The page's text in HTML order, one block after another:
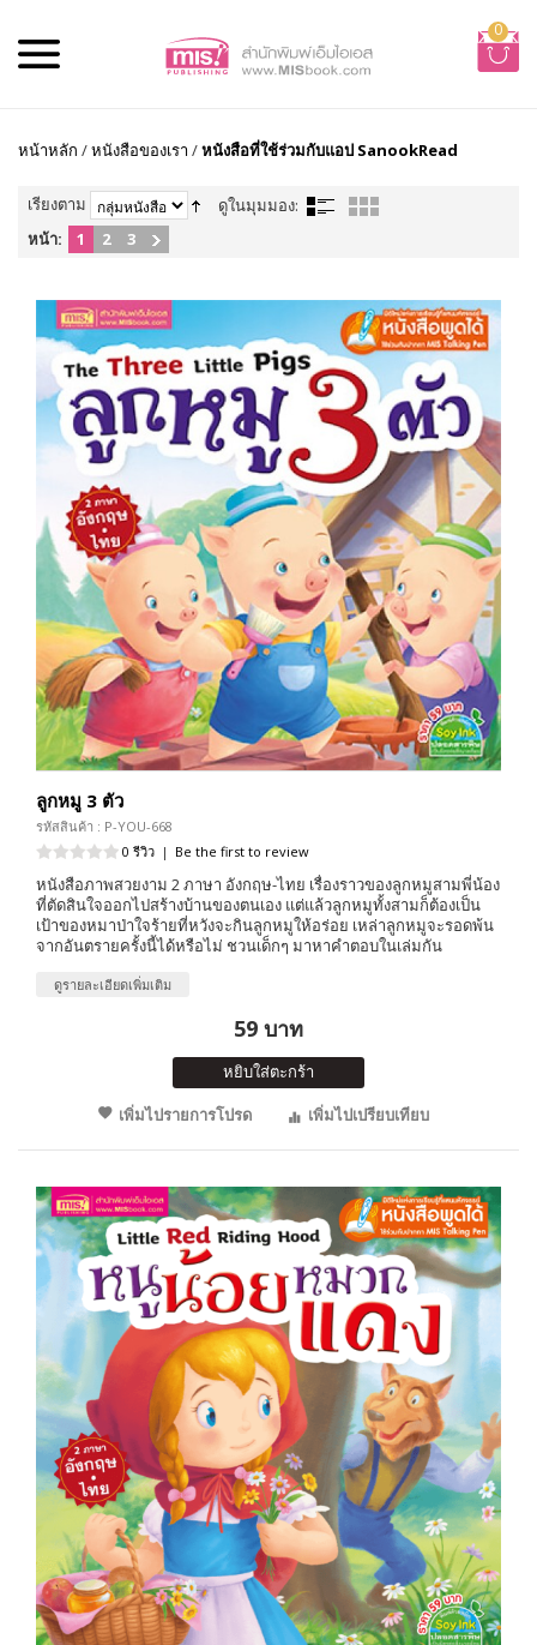
0
หน้าหลัก /หนังสือของเรา /หนังสือที่ใช้ร่วมกับแอป SanookRead
เรียงตาม
ดูในมุมมอง:
หน้า:
1 2 3
ลูกหมู 3 ตัว
รหัสสินค้า : P-YOU-668
0 รีวิว | Be the first to review
หนังสือภาพสวยงาม 2 ภาษา อังกฤษ-ไทย เรื่องราวของลูกหมูสามพี่น้อง
ที่ตัดสินใจออกไปสร้างบ้านของตนเอง แต่แล้วลูกหมูทั้งสามก็ต้องเป็น
เป้าของหมาป่าใจร้ายที่หวังจะกินลูกหมูให้อร่อย เหล่าลูกหมูจะรอดพ้น
จากอันตรายครั้งนี้ได้หรือไม่ ชวนเด็กๆ มาหาคำตอบในเล่มกัน
ดูรายละเอียดเพิ่มเติม
59 บาท
หยิบใส่ตะกร้า
เพิ่มไปรายการโปรด
เพิ่มไปเปรียบเทียบ